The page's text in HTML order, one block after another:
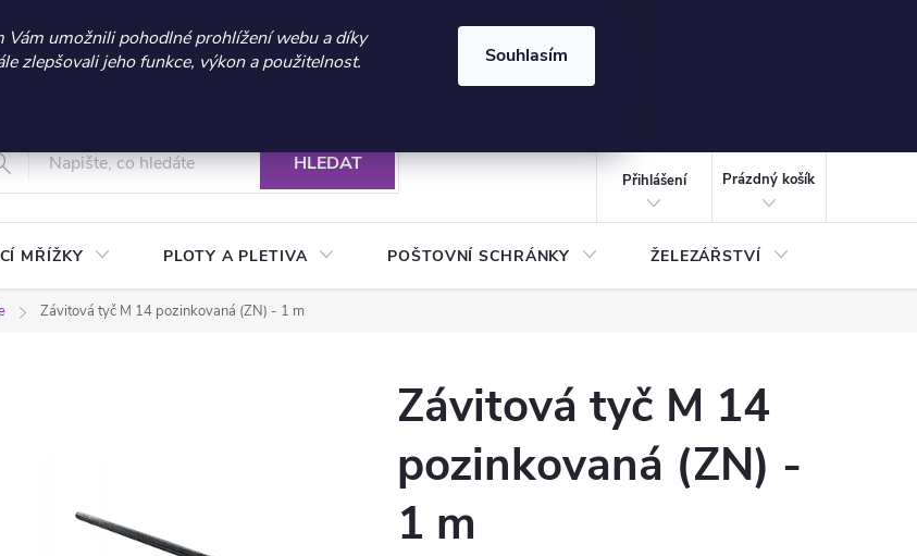
Kč při nákupu nad 3.000 Kč | Platnost do 21.9.2026 ⏰ | Kód: LÉTO2026
Vám umožnili pohodlné prohlížení webu a díky
zlepšovali jeho funkce, výkon a použitelnost.
Souhlasím
+420 604 269 200
reklamace zboží Podmínky ochrany osobních údajů
HLEDAT
Přihlášení
KOŠÍK
Prázdný košík
MŘÍŽKY PLOTY A PLETIVA POŠTOVNÍ SCHRÁNKY ŽELEZÁŘSTVÍ
Závitová tyč M 14 pozinkovaná (ZN) - 1 m
Závitová tyč M 14
pozinkovaná (ZN) -
1 m